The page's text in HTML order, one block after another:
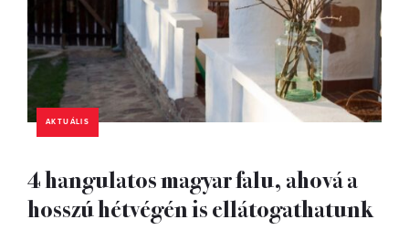
AKTUÁLIS
4 hangulatos magyar falu, ahová a
hosszú hétvégén is ellátogathatunk